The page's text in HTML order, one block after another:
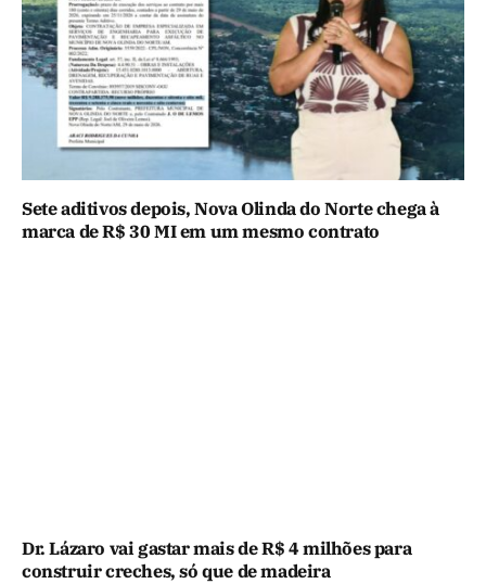
Sete aditivos depois, Nova Olinda do Norte chega à
marca de R$ 30 MI em um mesmo contrato
Dr. Lázaro vai gastar mais de R$ 4 milhões para
construir creches, só que de madeira